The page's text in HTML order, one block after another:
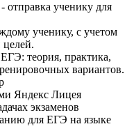
отправка ученику для
ученику, с учетом
целей.
теория, практика,
вариантов.
Яндекс Лицея
экзаменов
для ЕГЭ на языке